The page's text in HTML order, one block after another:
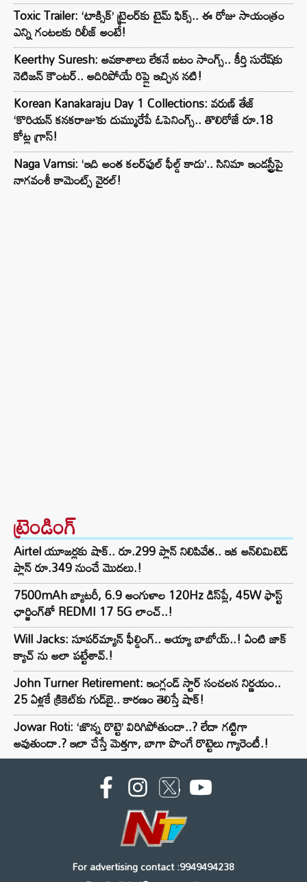
Toxic Trailer: ‘టాక్సిక్’ ట్రైలర్‌కు టైమ్ ఫిక్స్.. ఈ రోజు సాయంత్రం
ఎన్ని గంటలకు రిలీజ్ అంటే!
Keerthy Suresh: అవకాశాలు లేకనే ఐటం సాంగ్స్.. కీర్తి సురేష్‌కు
నెటిజన్ కౌంటర్.. అదిరిపోయే రిప్లై ఇచ్చిన నటి!
Korean Kanakaraju Day 1 Collections: వరుణ్ తేజ్
‘కొరియన్ కనకరాజు’కు దుమ్మురేపే ఓపెనింగ్స్.. తొలిరోజే రూ.18
కోట్ల గ్రాస్!
Naga Vamsi: ‘ఇది అంత కలర్‌ఫుల్ ఫీల్డ్ కాదు’.. సినిమా ఇండస్ట్రీపై
నాగవంశీ కామెంట్స్ వైరల్!
ట్రెండింగ్‌
Airtel యూజర్లకు షాక్.. రూ.299 ప్లాన్ నిలిపివేత.. ఇక అన్‌లిమిటెడ్
ప్లాన్ రూ.349 నుంచే మొదలు.!
7500mAh బ్యాటరీ, 6.9 అంగుళాల 120Hz డిస్‌ప్లే, 45W ఫాస్ట్
ఛార్జింగ్‌తో REDMI 17 5G లాంచ్..!
Will Jacks: సూపర్‌మ్యాన్ ఫీల్డింగ్.. అయ్యా బాబోయ్..! ఏంటి జాక్
క్యాచ్ ను అలా పట్టేశావ్.!
John Turner Retirement: ఇంగ్లండ్ స్టార్ సంచలన నిర్ణయం..
25 ఏళ్లకే క్రికెట్‌కు గుడ్‌బై.. కారణం తెలిస్తే షాక్!
Jowar Roti: ‘జొన్న రొట్టె’ విరిగిపోతుందా..? లేదా గట్టిగా
అవుతుందా.? ఇలా చేస్తే మెత్తగా, బాగా పొంగే రొట్టెలు గ్యారెంటీ.!
For advertising contact :9949494238